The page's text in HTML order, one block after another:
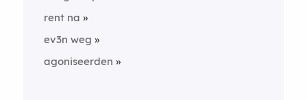
rent na
ev3n weg
agoniseerden